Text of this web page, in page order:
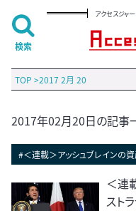
アクセスジャ
TOP >2017 2月 20
2017年02月20日の記事
#＜連載＞アッシュブレインの
＜連
スト
検索